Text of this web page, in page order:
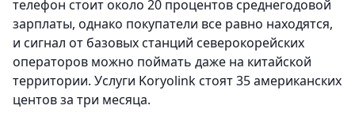
телефон стоит около 20 процентов среднегодовой
зарплаты, однако покупатели все равно находятся,
и сигнал от базовых станций северокорейских
операторов можно поймать даже на китайской
территории. Услуги Koryolink стоят 35 американских
центов за три месяца.